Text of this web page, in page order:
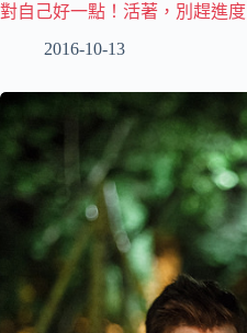
對自己好一點！活著，別趕進度
2016-10-13